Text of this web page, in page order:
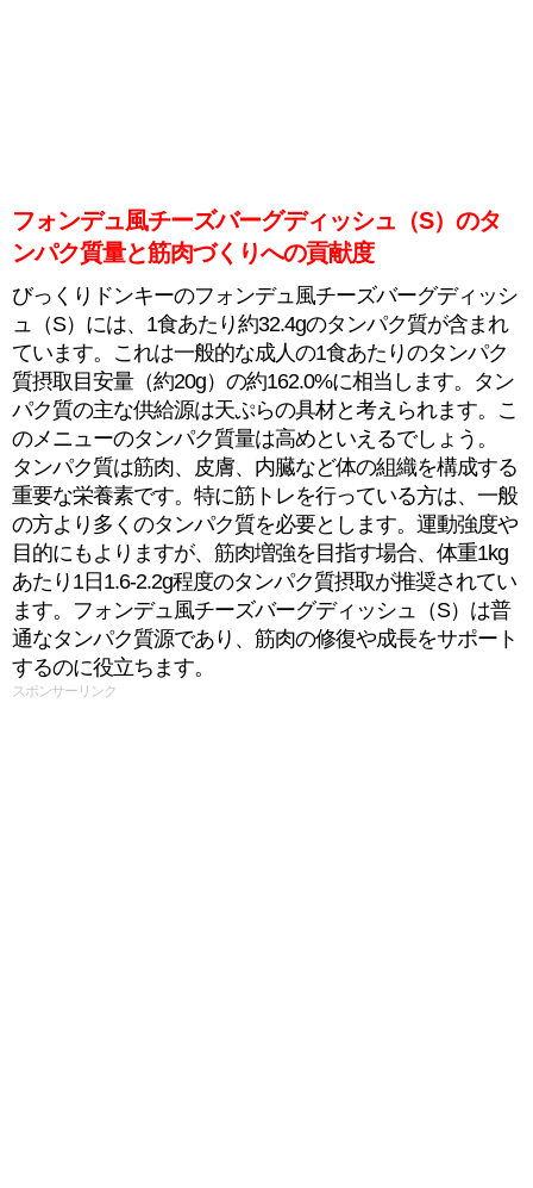
フォンデュ風チーズバーグディッシュ（S）のタ
ンパク質量と筋肉づくりへの貢献度
びっくりドンキーのフォンデュ風チーズバーグディッシ
ュ（S）には、1食あたり約32.4gのタンパク質が含まれ
ています。これは一般的な成人の1食あたりのタンパク
質摂取目安量（約20g）の約162.0%に相当します。タン
パク質の主な供給源は天ぷらの具材と考えられます。こ
のメニューのタンパク質量は高めといえるでしょう。
タンパク質は筋肉、皮膚、内臓など体の組織を構成する
重要な栄養素です。特に筋トレを行っている方は、一般
の方より多くのタンパク質を必要とします。運動強度や
目的にもよりますが、筋肉増強を目指す場合、体重1kg
あたり1日1.6-2.2g程度のタンパク質摂取が推奨されてい
ます。フォンデュ風チーズバーグディッシュ（S）は普
通なタンパク質源であり、筋肉の修復や成長をサポート
するのに役立ちます。
スポンサーリンク